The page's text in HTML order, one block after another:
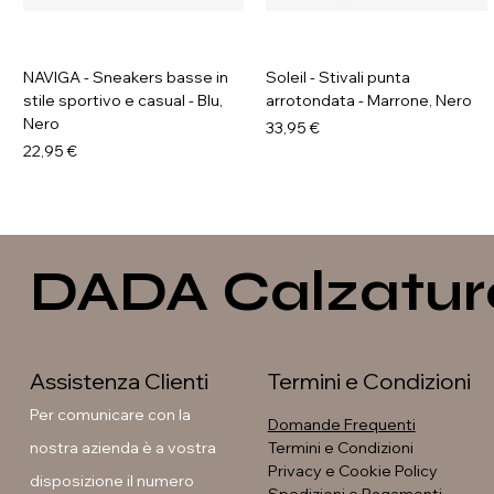
NAVIGA - Sneakers basse in
stile sportivo e casual - Blu,
Nero
Prezzo
22,95 €
Soleil - Stivali punta
arrotondata - Marrone, Nero
Prezzo
33,95 €
GALIA - Sneakers platform Soleil - Stivali con fibbia
GAVI - Anfibi con suola Soleil - Stivali flat con fibbia
DADA
Assistenza Clienti
Per comunicare con la
nostra azienda è a vostra
disposizione il numero
Termini e Condizioni
Domande Frequenti
Termini e Condizioni
Privacy e Cookie Policy